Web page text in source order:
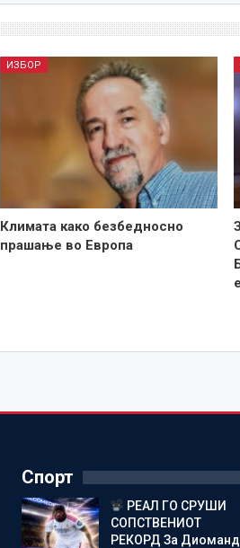
ИЗБОР
Климата како безбедносно
прашање во Европа
Спорт
РЕАЛ ГО СРУШИ
СОПСТВЕНИОТ
РЕКОРД За